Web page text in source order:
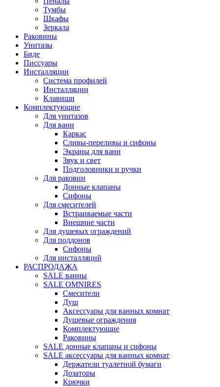
Тумбы
Шкафы
Зеркала
Раковины
Унитазы
Биде
Писсуары
Инсталляции
Система профилей
Инсталляции
Клавиши
Комплектующие
Для унитазов
Для ванн
Каркас
Сливы-переливы и сифоны
Экраны для ванн
Звук и свет
Подголовники и ручки
Для раковин
Донные клапаны
Сифоны
Для смесителей
Встраиваемые части
Внешние части
Для душевых ограждений
Для поддонов
Сифоны
Для инсталляций
РАСПРОДАЖА
SALE ванны
SALE OMNIRES
Смесители
Душ
Аксессуары для ванных комнат
Душевые ограждения
Комплектующие
Раковины
SALE донные клапаны и сифоны
SALE аксессуары для ванных комнат
Держатели туалетной бумаги
Дозаторы
Крючки